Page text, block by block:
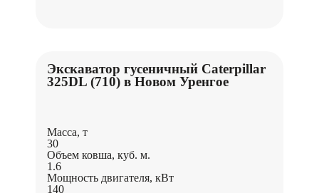
Экскаватор гусеничный Caterpillar
325DL (710) в Новом Уренгое
Масса, т
30
Объем ковша, куб. м.
1.6
Мощность двигателя, кВт
140